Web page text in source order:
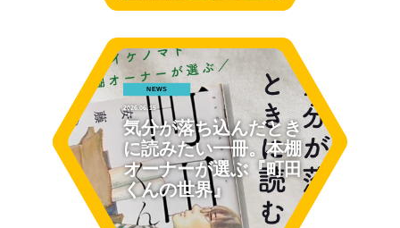
NEWS
2026.06.15
気分が落ち込んだとき
に読みたい一冊。本棚
オーナーが選ぶ『町田
くんの世界』